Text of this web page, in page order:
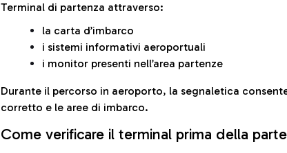
Terminal di partenza attraverso:
la carta d’imbarco
i sistemi informativi aeroportuali
i monitor presenti nell’area partenze
Durante il percorso in aeroporto, la segnaletica
corretto e le aree di imbarco.
Come verificare il terminal prima della